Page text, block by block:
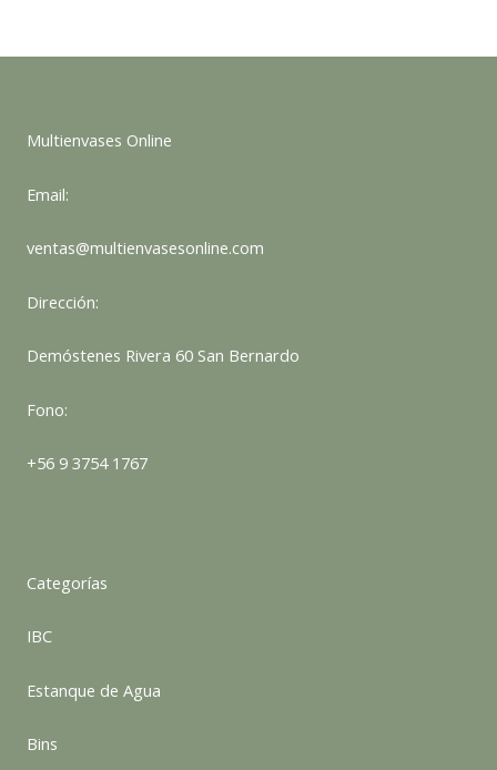
Multienvases Online
Email:
ventas@multienvasesonline.com
Dirección:
Demóstenes Rivera 60 San Bernardo
Fono:
+56 9 3754 1767
Categorías
IBC
Estanque de Agua
Bins